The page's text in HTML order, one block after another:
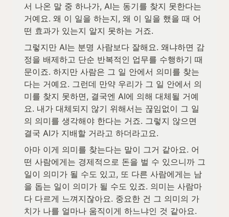
서 나온 말 중 하나가, AI는 동기를 찾지 못한다는
거예요. 왜 이 일을 하는지, 왜 이 일을 했을 때 어
떤 효과가 있는지 알지 못하는 거죠.
그렇지만 AI는 분명 사람보다 잘해요. 왜냐하면 감
정을 배제하고 단순 반복적인 업무를 수행하기 때
문이죠. 하지만 사람은 그 일 안에서 의미를 찾는
다는 거예요. 그런데 만약 우리가 그 일 안에서 의
미를 찾지 못하면, 결국엔 AI에 의해 대체될 거예
요. 내가 대체되지 않기 위해서는 끊임없이 그 일
의 의미를 생각해야 한다는 거죠. 그렇지 않으면
결국 AI가 지배할 거라고 하더라고요.
아마 이게 의미를 찾는다는 말이 그거 같아요. 어
떤 사람에게는 경제적으로 돈을 벌 수 있으니까 그
일이 의미가 될 수도 있고, 또 다른 사람에게는 남
을 돕는 일이 의미가 될 수도 있죠. 의미는 사람마
다 다르게 느껴지잖아요. 중요한 건 그 의미의 가
치가 나를 얼마나 움직이게 하느냐인 것 같아요.